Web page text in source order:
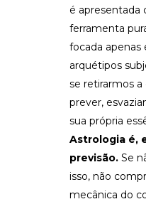
é apresentada
ferramenta
focada apenas
arquétipos
se retirarmos a
prever,
sua própria
Astrologia é,
previsão. Se
isso, não
mecânica do